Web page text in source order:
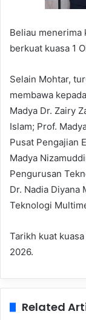
Beliau menerima
berkuat kuasa 1
Selain Mohtar,
membawa
Madya Dr. Zairy
Islam; Prof.
Pusat Pengajian
Madya
Pengurusan
Dr. Nadia Diyana
Teknologi
Tarikh kuat
2026.
Related